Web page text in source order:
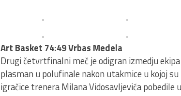
Art Basket 74:49 Vrbas Medela
Drugi četvrtfinalni meč je odigran izmedju
plasman u polufinale nakon utakmice u kojoj
igračice trenera Milana Vidosavljevića pobedile